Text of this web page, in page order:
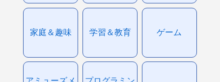
家庭＆趣味 学習＆教育 ゲーム